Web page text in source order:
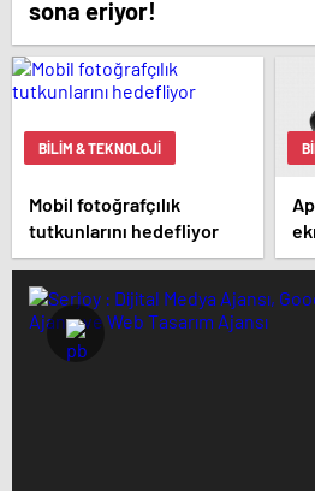
sona eriyor!
BILIM & TEKNOLOJI
Mobil fotoğrafçılık
tutkunlarını hedefliyor